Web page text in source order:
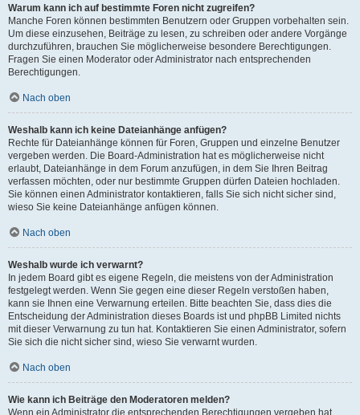
Warum kann ich auf bestimmte Foren nicht zugreifen?
Manche Foren können bestimmten Benutzern oder Gruppen vorbehalten sein.
Um diese einzusehen, Beiträge zu lesen, zu schreiben oder andere Vorgänge
durchzuführen, brauchen Sie möglicherweise besondere Berechtigungen.
Fragen Sie einen Moderator oder Administrator nach entsprechenden
Berechtigungen.
Nach oben
Weshalb kann ich keine Dateianhänge anfügen?
Rechte für Dateianhänge können für Foren, Gruppen und einzelne Benutzer
vergeben werden. Die Board-Administration hat es möglicherweise nicht
erlaubt, Dateianhänge in dem Forum anzufügen, in dem Sie Ihren Beitrag
verfassen möchten, oder nur bestimmte Gruppen dürfen Dateien hochladen.
Sie können einen Administrator kontaktieren, falls Sie sich nicht sicher sind,
wieso Sie keine Dateianhänge anfügen können.
Nach oben
Weshalb wurde ich verwarnt?
In jedem Board gibt es eigene Regeln, die meistens von der Administration
festgelegt werden. Wenn Sie gegen eine dieser Regeln verstoßen haben,
kann sie Ihnen eine Verwarnung erteilen. Bitte beachten Sie, dass dies die
Entscheidung der Administration dieses Boards ist und phpBB Limited nichts
mit dieser Verwarnung zu tun hat. Kontaktieren Sie einen Administrator, sofern
Sie sich die nicht sicher sind, wieso Sie verwarnt wurden.
Nach oben
Wie kann ich Beiträge den Moderatoren melden?
Wenn ein Administrator die entsprechenden Berechtigungen vergeben hat,